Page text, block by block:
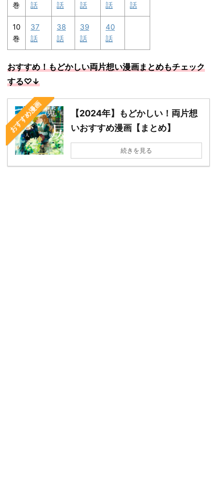
巻
話
話
話
話
話
10
巻
37
話
38
話
39
話
40
話
おすすめ！もどかしい両片想い漫画まとめもチェック
する♡↓
おすすめ漫画
【2024年】もどかしい！両片想
いおすすめ漫画【まとめ】
続きを見る